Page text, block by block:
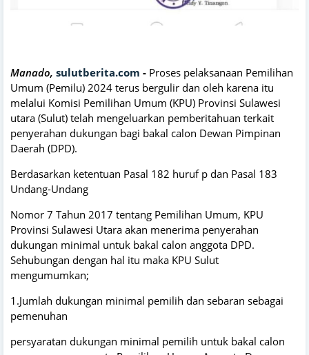
Manado, sulutberita.com - Proses pelaksanaan Pemilihan
Umum (Pemilu) 2024 terus bergulir dan oleh karena itu
melalui Komisi Pemilihan Umum (KPU) Provinsi Sulawesi
utara (Sulut) telah mengeluarkan pemberitahuan terkait
penyerahan dukungan bagi bakal calon Dewan Pimpinan
Daerah (DPD).
Berdasarkan ketentuan Pasal 182 huruf p dan Pasal 183
Undang-Undang
Nomor 7 Tahun 2017 tentang Pemilihan Umum, KPU
Provinsi Sulawesi Utara akan menerima penyerahan
dukungan minimal untuk bakal calon anggota DPD.
Sehubungan dengan hal itu maka KPU Sulut
mengumumkan;
1.Jumlah dukungan minimal pemilih dan sebaran sebagai
pemenuhan
persyaratan dukungan minimal pemilih untuk bakal calon